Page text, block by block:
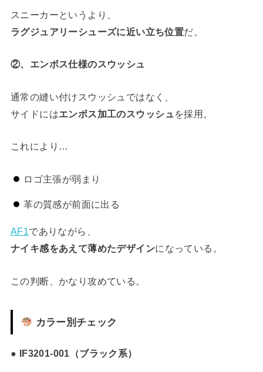
スニーカーというより、
ラグジュアリーシューズに近い立ち位置だ。
②、エンボス仕様のスウッシュ
通常の縫い付けスウッシュではなく、
サイドにはエンボス加工のスウッシュ を採用。
これにより…
ロゴ主張が弱まり
革の質感が前面に出る
AF1でありながら、
ナイキ感をあえて薄めたデザインになっている。
この判断、かなり攻めている。
カラー別チェック
● IF3201-001（ブラック系）